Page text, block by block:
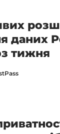
даних
тижня